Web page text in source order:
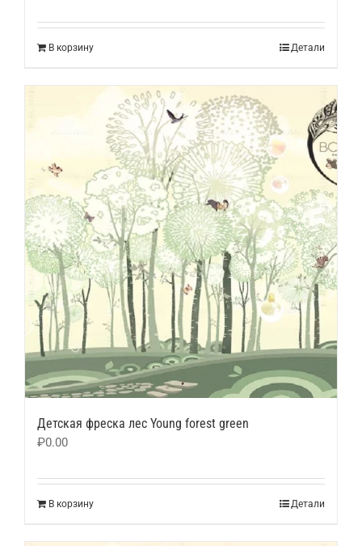
В корзину Детали
Детская фреска лес Young forest green
₽0.00
В корзину Детали